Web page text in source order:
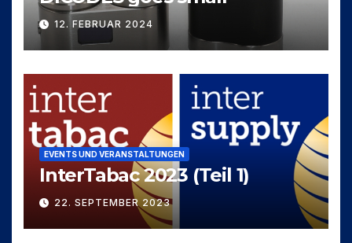
12. FEBRUAR 2024
EVENTS UND VERANSTALTUNGEN
InterTabac 2023 (Teil 1)
22. SEPTEMBER 2023